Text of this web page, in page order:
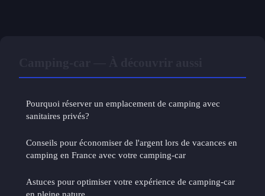
Pourquoi réserver un emplacement de camping avec
sanitaires privés?
Conseils pour économiser de l'argent lors de vacances en
camping en France avec votre camping-car
Astuces pour optimiser votre expérience de camping-car
en pleine nature